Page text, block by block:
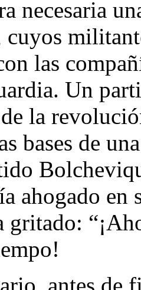
necesaria
cuyos
las
Un
la
bases de
ahogado en
gritado: